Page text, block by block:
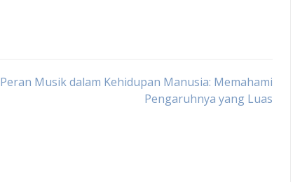
Peran Musik dalam Kehidupan Manusia: Memahami
Pengaruhnya yang Luas